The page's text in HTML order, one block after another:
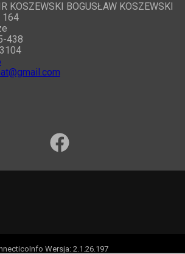
KOSZEWSKI BOGUSŁAW KOSZEWSKI
164
438
Wersja: 2.1.26.197